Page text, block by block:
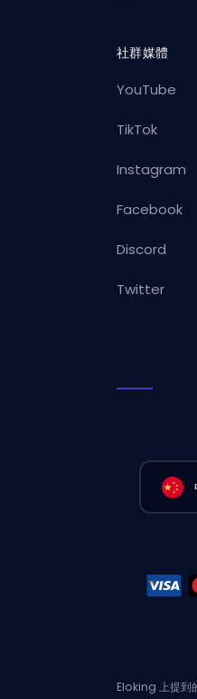
社群媒體
YouTube
TikTok
Instagram
Facebook
Discord
Twitter
Eloking 上提到